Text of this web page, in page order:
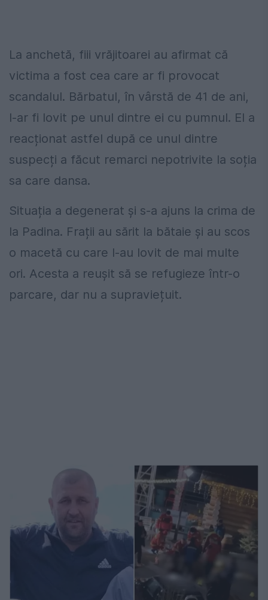
La anchetă, fiii vrăjitoarei au afirmat că
victima a fost cea care ar fi provocat
scandalul. Bărbatul, în vârstă de 41 de ani,
l-ar fi lovit pe unul dintre ei cu pumnul. El a
reacționat astfel după ce unul dintre
suspecți a făcut remarci nepotrivite la soția
sa care dansa.
Situația a degenerat și s-a ajuns la crima de
la Padina. Frații au sărit la bătaie și au scos
o macetă cu care l-au lovit de mai multe
ori. Acesta a reușit să se refugieze într-o
parcare, dar nu a supraviețuit.